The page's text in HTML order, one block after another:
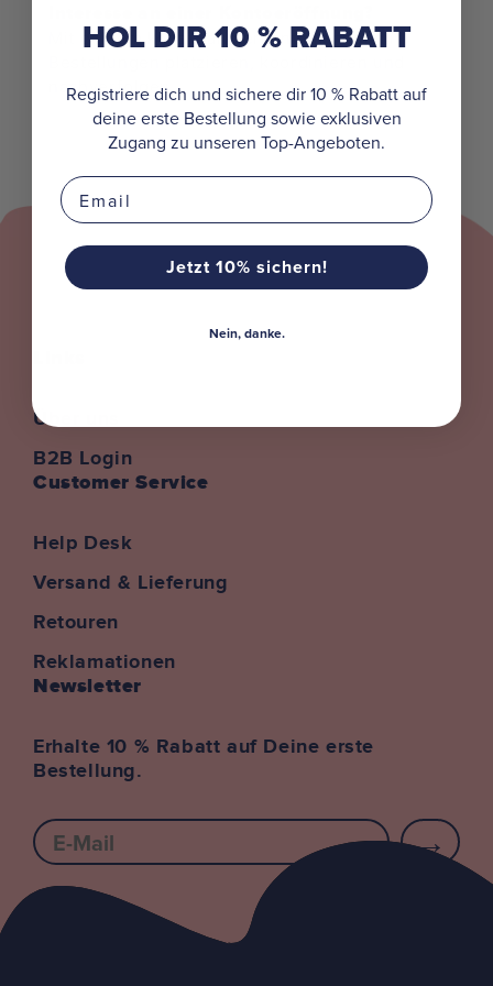
Mit deinem koaa-Händlerkonto kannst du
nachverfolgen.
Beantrage dein Konto
Name
Telefonnummer
Website
Senden
Über uns
B2B Login
Customer Service
Help Desk
Versand & Lieferung
Retouren
Reklamationen
Newsletter
Erhalte 10 % Rabatt auf Deine erste
Bestellung.
E-mail
HOL DIR 10 % RABATT
Registriere dich und sichere dir 10 % Rabatt auf
deine erste Bestellung sowie exklusiven
Zugang zu unseren Top-Angeboten.
Email
Jetzt 10% sichern!
Nein, danke.